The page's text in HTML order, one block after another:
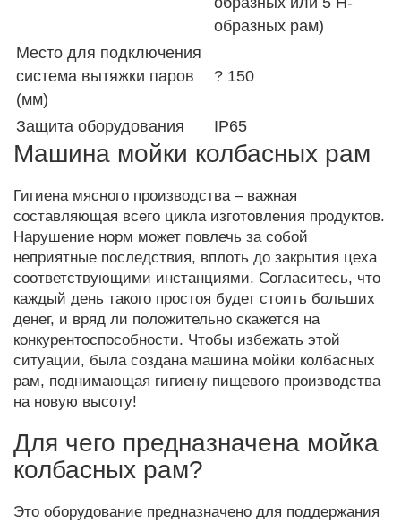
образных рам)
Место для подключения
система вытяжки паров
(мм)
? 150
Защита оборудования IP65
Машина мойки колбасных рам
Гигиена мясного производства – важная
составляющая всего цикла изготовления продуктов.
Нарушение норм может повлечь за собой
неприятные последствия, вплоть до закрытия цеха
соответствующими инстанциями. Согласитесь, что
каждый день такого простоя будет стоить больших
денег, и вряд ли положительно скажется на
конкурентоспособности. Чтобы избежать этой
ситуации, была создана машина мойки колбасных
рам, поднимающая гигиену пищевого производства
на новую высоту!
Для чего предназначена мойка
колбасных рам?
Это оборудование предназначено для поддержания